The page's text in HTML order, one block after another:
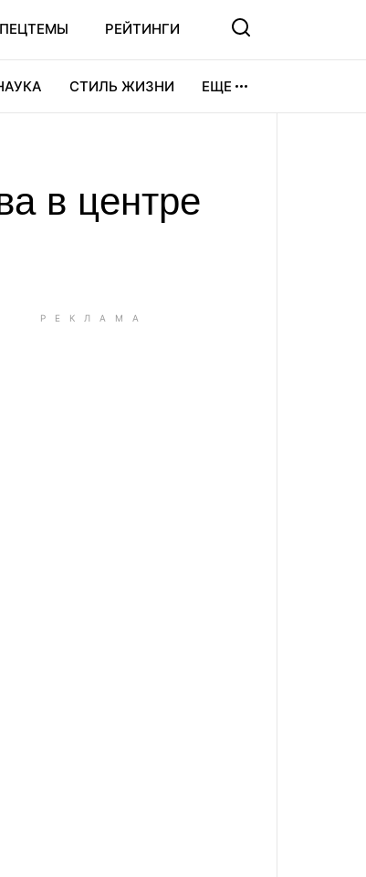
РЕЙТИНГИ
СТИЛЬ ЖИЗНИ ЕЩЕ
в центре